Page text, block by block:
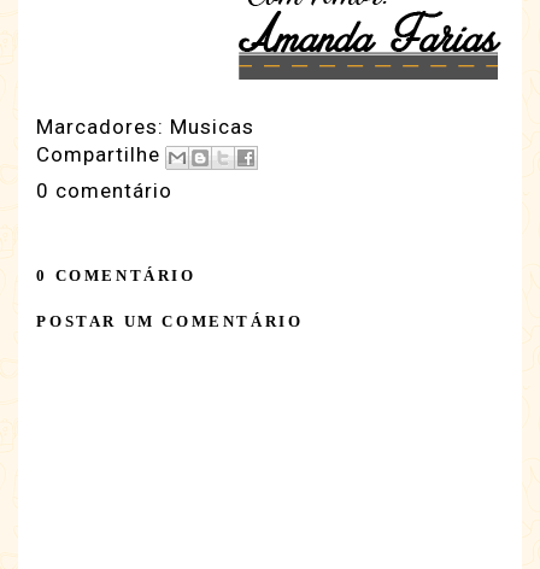
Marcadores: Musicas
Compartilhe
0 comentário
0 COMENTÁRIO
POSTAR UM COMENTÁRIO